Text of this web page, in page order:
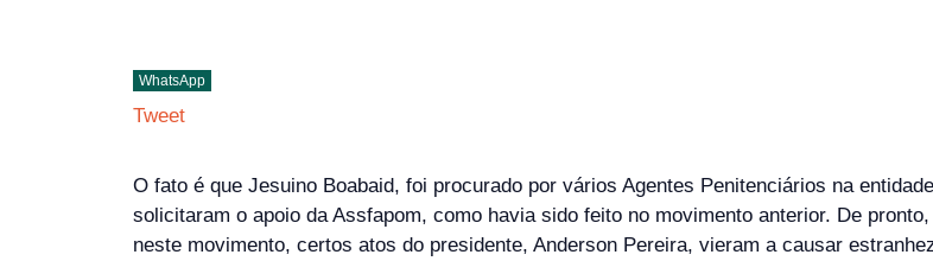
WhatsApp
Tweet
O fato é que Jesuino Boabaid, foi procurado por vários Agentes Penitenciários na
solicitaram o apoio da Assfapom, como havia sido feito no movimento anterior. De
neste movimento, certos atos do presidente, Anderson Pereira, vieram a causar